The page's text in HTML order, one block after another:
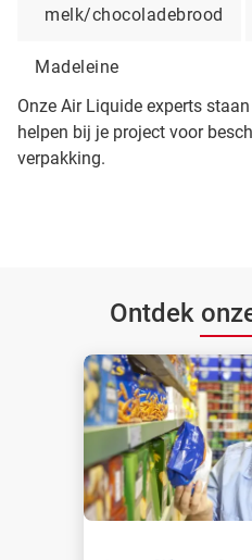
melk/chocoladebrood
Madeleine
Onze Air Liquide experts
helpen bij je project voor
verpakking.
Ontdek